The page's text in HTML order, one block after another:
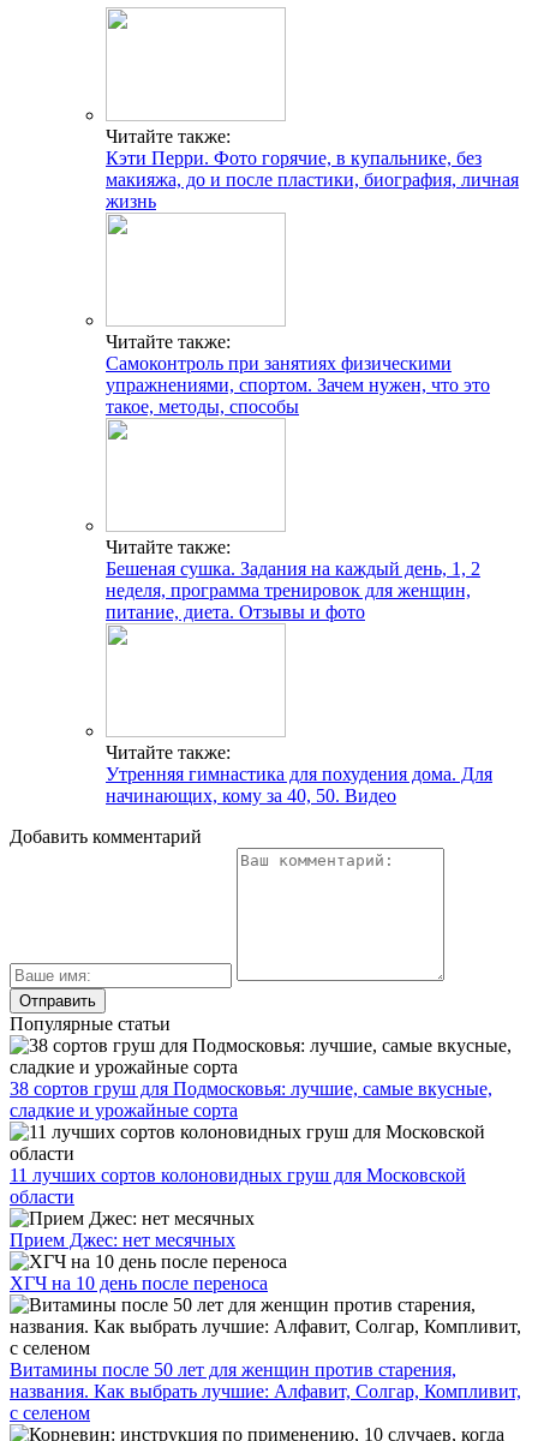
Читайте также:
Кэти Перри. Фото горячие, в купальнике, без
макияжа, до и после пластики, биография, личная
жизнь
Читайте также:
Самоконтроль при занятиях физическими
упражнениями, спортом. Зачем нужен, что это
такое, методы, способы
Читайте также:
Бешеная сушка. Задания на каждый день, 1, 2
неделя, программа тренировок для женщин,
питание, диета. Отзывы и фото
Читайте также:
Утренняя гимнастика для похудения дома. Для
начинающих, кому за 40, 50. Видео
Добавить комментарий
Популярные статьи
38 сортов груш для Подмосковья: лучшие, самые вкусные,
сладкие и урожайные сорта
11 лучших сортов колоновидных груш для Московской
области
Прием Джес: нет месячных
ХГЧ на 10 день после переноса
Витамины после 50 лет для женщин против старения,
названия. Как выбрать лучшие: Алфавит, Солгар, Компливит,
с селеном